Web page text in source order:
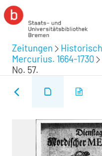
Zeitungen
Mercurius. 1664-1730
No. 57.